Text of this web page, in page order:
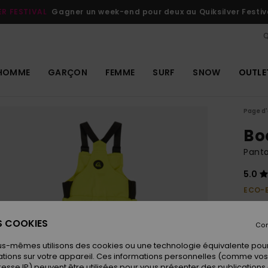
FESTIVAL Gagner un week-end pour deux au Quiksilver
GARÇON FEMME SURF SNOW
Page
5.0
ECO-
COOKIES
mêmes utilisons des cookies ou une technologie équivalente
sur votre appareil. Ces informations personnelles (comme